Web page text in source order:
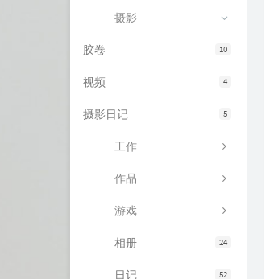
摄影
10
胶卷
4
视频
5
摄影日记
工作
作品
游戏
24
相册
52
日记